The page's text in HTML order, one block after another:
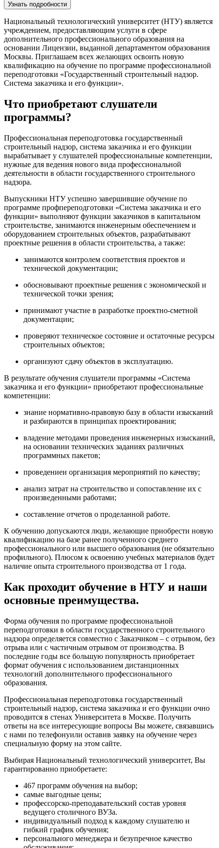
Узнать подробности
Национальный технологический университет (НТУ) является
учреждением, предоставляющим услуги в сфере
дополнительного профессионального образования на
основании Лицензии, выданной департаментом образования
Москвы. Приглашаем всех желающих освоить новую
квалификацию на обучение по программе профессиональной
переподготовки «Государственный строительный надзор.
Система заказчика и его функции».
Что приобретают слушатели
программы?
Профессиональная переподготовка государственный
строительный надзор, система заказчика и его функции
вырабатывает у слушателей профессиональные компетенции,
нужные для ведения нового вида профессиональной
деятельности в области государственного строительного
надзора.
Выпускники НТУ успешно завершившие обучение по
программе профпереподготовки «Система заказчика и его
функции» выполняют функции заказчиков в капитальном
строительстве, занимаются инженерным обеспечением и
оборудованием строительных объектов, разрабатывают
проектные решения в области строительства, а также:
занимаются контролем соответствия проектов и
технической документации;
обосновывают проектные решения с экономической и
технической точки зрения;
принимают участие в разработке проектно-сметной
документации;
проверяют техническое состояние и остаточные ресурсы
строительных объектов;
организуют сдачу объектов в эксплуатацию.
В результате обучения слушатели программы «Система
заказчика и его функции» приобретают профессиональные
компетенции:
знание нормативно-правовую базу в области изысканий
и разбираются в принципах проектирования;
владение методами проведения инженерных изысканий,
на основании технических заданиях различных
программных пакетов;
проведениеи организация мероприятий по качеству;
анализ затрат на строительство и сопоставление их с
произведенными работами;
составление отчетов о проделанной работе.
К обучению допускаются люди, желающие приобрести новую
квалификацию на базе ранее полученного среднего
профессионального или высшего образования (не обязательно
профильного). Плюсом к освоению учебных материалов будет
наличие опыта строительного производства от 1 года.
Как проходит обучение в НТУ и наши
основные преимущества.
Форма обучения по программе профессиональной
переподготовки в области государственного строительного
надзора определяется совместно с Заказчиком – с отрывом, без
отрыва или с частичным отрывом от производства. В
последние годы все большую популярность приобретает
формат обучения с использованием дистанционных
технологий дополнительного профессионального
образования.
Профессиональная переподготовка государственный
строительный надзор, система заказчика и его функции очно
проводится в стенах Университета в Москве. Получить
ответы на все интересующие вопросы Вы можете, связавшись
с нами по телефонуили оставив заявку на обучение через
специальную форму на этом сайте.
Выбирая Национальный технологический университет, Вы
гарантированно приобретаете:
467 программ обучения на выбор;
самые выгодные цены;
профессорско-преподавательский состав уровня
ведущего столичного ВУЗа.
индивидуальный подход к каждому слушателю и
гибкий график обучения;
персонального менеджера и безупречное качество